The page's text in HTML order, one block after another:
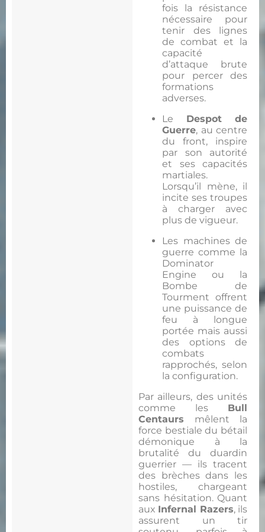
fois la résistance
nécessaire pour
tenir des lignes
de combat et la
capacité
d’attaque brute
pour percer des
formations
adverses.
Le Despot de
Guerre, au centre
du front, inspire
par son autorité
et ses capacités
martiales.
Lorsqu’il mène, il
incite ses troupes
à charger avec
plus de vigueur.
Les machines de
guerre comme la
Dominator
Engine ou la
Bombe de
Tourment offrent
une puissance de
feu à longue
portée mais aussi
des options de
combats
rapprochés, selon
la configuration.
Par ailleurs, des unités
comme les Bull
Centaurs mêlent la
force bestiale du bétail
démonique à la
brutalité du duardin
guerrier — ils tracent
des brèches dans les
hostiles, chargeant
sans hésitation. Quant
aux Infernal Razers, ils
assurent un tir